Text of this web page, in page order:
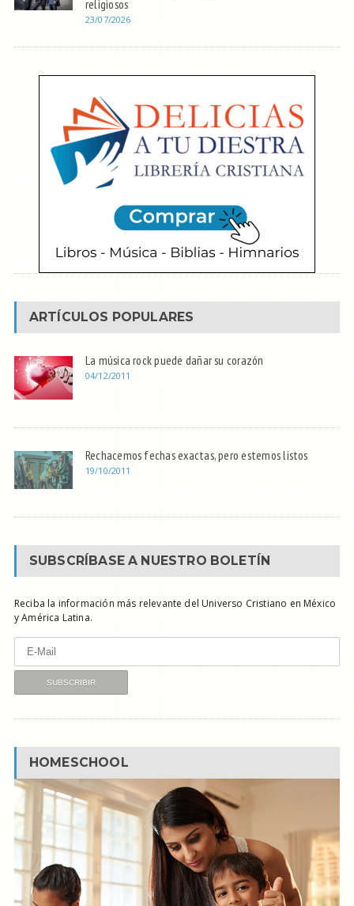
religiosos
23/07/2026
ARTÍCULOS POPULARES
La música rock puede dañar su corazón
04/12/2011
Rechacemos fechas exactas, pero estemos listos
19/10/2011
SUBSCRÍBASE A NUESTRO BOLETÍN
Reciba la información más relevante del Universo Cristiano en México
y América Latina.
HOMESCHOOL